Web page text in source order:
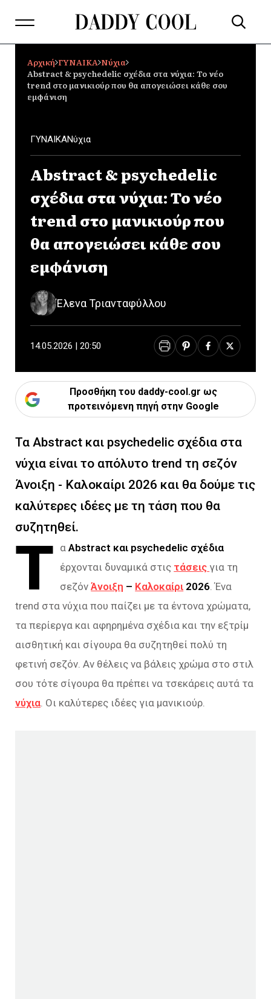
Αρχική ΓΥΝΑΙΚΑ Νύχια
Abstract & psychedelic σχέδια στα νύχια: Το νέο
trend στο μανικιούρ που θα απογειώσει κάθε σου
εμφάνιση
ΓΥΝΑΙΚΑΝύχια
Abstract & psychedelic
σχέδια στα νύχια: Το νέο
trend στο μανικιούρ που
θα απογειώσει κάθε σου
εμφάνιση
Έλενα Τριανταφύλλου
14.05.2026 | 20:50
Προσθήκη του daddy-cool.gr ως
προτεινόμενη πηγή στην Google
Τα Abstract και psychedelic σχέδια στα
νύχια είναι το απόλυτο trend τη σεζόν
Άνοιξη - Καλοκαίρι 2026 και θα δούμε τις
καλύτερες ιδέες με τη τάση που θα
συζητηθεί.
Τ α Abstract και psychedelic σχέδια
έρχονται δυναμικά στις τάσεις για τη
σεζόνΆνοιξη – Καλοκαίρι 2026. Ένα
trend στα νύχια που παίζει με τα έντονα χρώματα,
τα περίεργα και αφηρημένα σχέδια και την εξτρίμ
αισθητική και σίγουρα θα συζητηθεί πολύ τη
φετινή σεζόν. Αν θέλεις να βάλεις χρώμα στο στιλ
σου τότε σίγουρα θα πρέπει να τσεκάρεις αυτά τα
νύχια. Οι καλύτερες ιδέες για μανικιούρ.